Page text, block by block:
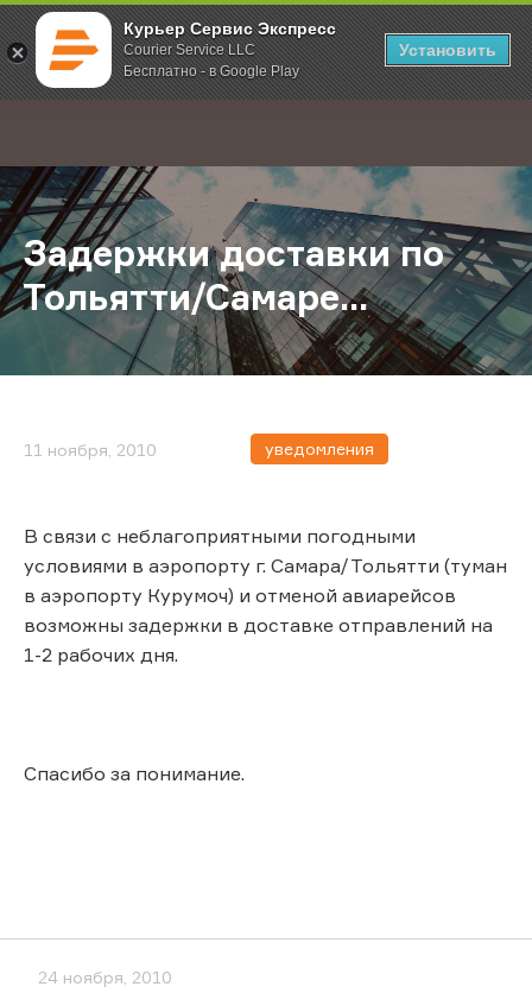
Курьер Сервис Экспресс
Courier Service LLC
Бесплатно - в Google Play
Установить
; Главная О компании Новости Задержки доставки по Тольятти/
Задержки доставки по
Тольятти/Самаре...
11 ноября, 2010 уведомления
В связи с неблагоприятными погодными
условиями в аэропорту г. Самара/Тольятти (туман
в аэропорту Курумоч) и отменой авиарейсов
возможны задержки в доставке отправлений на
1-2 рабочих дня.
Спасибо за понимание.
24 ноября, 2010